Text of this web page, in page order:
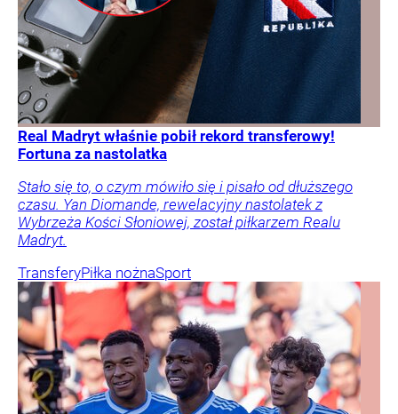
Real Madryt właśnie pobił rekord transferowy!
Fortuna za nastolatka
Stało się to, o czym mówiło się i pisało od dłuższego
czasu. Yan Diomande, rewelacyjny nastolatek z
Wybrzeża Kości Słoniowej, został piłkarzem Realu
Madryt.
TransferyPiłka nożnaSport